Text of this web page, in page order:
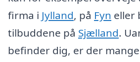
firma i Jylland, på Fyn eller
tilbuddene på Sjælland.
befinder dig, er der